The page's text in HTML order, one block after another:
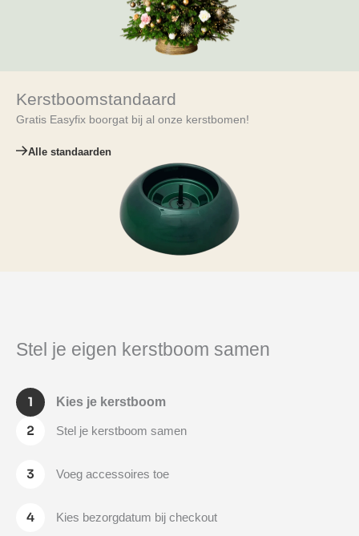
Kerstboomstandaard
Gratis Easyfix boorgat bij al onze kerstbomen!
Alle standaarden
Stel je eigen kerstboom samen
Kies je kerstboom
Stel je kerstboom samen
Voeg accessoires toe
Kies bezorgdatum bij checkout